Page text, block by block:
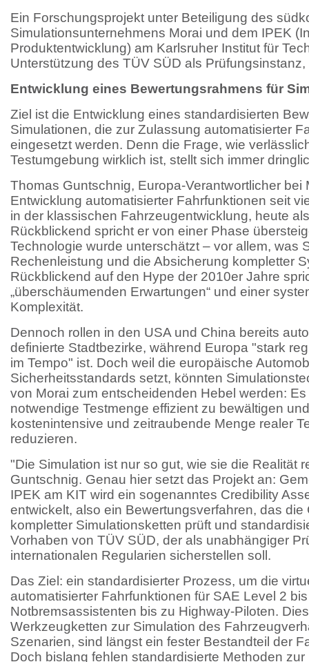
Ein Forschungsprojekt unter Beteiligung des
Simulationsunternehmens Morai und dem IPEK
Produktentwicklung) am Karlsruher Institut für
Unterstützung des TÜV SÜD als
Entwicklung eines Bewertungsrahmens für
Ziel ist die Entwicklung eines standardisierten
Simulationen, die zur Zulassung automatisierter
eingesetzt werden. Denn die Frage, wie
Testumgebung wirklich ist, stellt sich immer
Thomas Guntschnig, Europa-Verantwortlicher bei
Entwicklung automatisierter Fahrfunktionen seit
in der klassischen Fahrzeugentwicklung, heute
Rückblickend spricht er von einer Phase
Technologie wurde unterschätzt – vor allem, was
Rechenleistung und die Absicherung kompletter
Rückblickend auf den Hype der 2010er Jahre
„überschäumenden Erwartungen“ und einer
Komplexität.
Dennoch rollen in den USA und China bereits
definierte Stadtbezirke, während Europa "stark
im Tempo" ist. Doch weil die europäische
Sicherheitsstandards setzt, könnten
von Morai zum entscheidenden Hebel werden:
notwendige Testmenge effizient zu bewältigen
kostenintensive und zeitraubende Menge realer
reduzieren.
"Die Simulation ist nur so gut, wie sie die Realität
Guntschnig. Genau hier setzt das Projekt an:
IPEK am KIT wird ein sogenanntes Credibility
entwickelt, also ein Bewertungsverfahren, das die
kompletter Simulationsketten prüft und
Vorhaben von TÜV SÜD, der als unabhängiger
internationalen Regularien sicherstellen soll.
Das Ziel: ein standardisierter Prozess, um die
automatisierter Fahrfunktionen für SAE Level 2
Notbremsassistenten bis zu Highway-Piloten.
Werkzeugketten zur Simulation des
Szenarien, sind längst ein fester Bestandteil der
Doch bislang fehlen standardisierte Methoden zur